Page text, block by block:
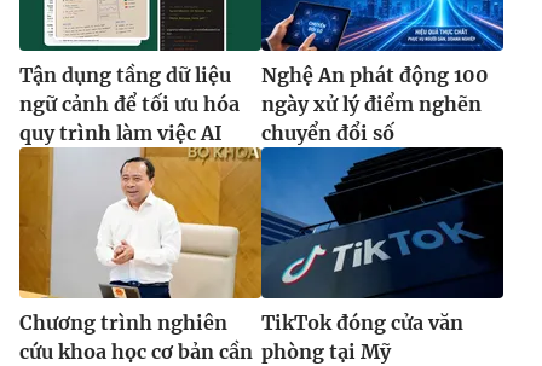
Tận dụng tầng dữ liệu
ngữ cảnh để tối ưu hóa
quy trình làm việc AI
Nghệ An phát động 100
ngày xử lý điểm nghẽn
chuyển đổi số
Chương trình nghiên
cứu khoa học cơ bản cần
TikTok đóng cửa văn
phòng tại Mỹ